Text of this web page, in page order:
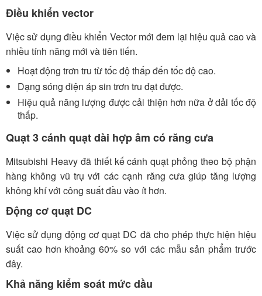
Điều khiển vector
Việc sử dụng điều khiển Vector mới đem lại hiệu quả cao và
nhiều tính năng mới và tiên tiến.
Hoạt động trơn tru từ tốc độ thấp đến tốc độ cao.
Dạng sóng điện áp sin trơn tru đạt được.
Hiệu quả năng lượng được cải thiện hơn nữa ở dải tốc độ
thấp.
Quạt 3 cánh quạt dài hợp âm có răng cưa
Mitsubishi Heavy đã thiết kế cánh quạt phỏng theo bộ phận
hàng không vũ trụ với các cạnh răng cưa giúp tăng lượng
không khí với công suất đầu vào ít hơn.
Động cơ quạt DC
Việc sử dụng động cơ quạt DC đã cho phép thực hiện hiệu
suất cao hơn khoảng 60% so với các mẫu sản phẩm trước
đây.
Khả năng kiểm soát mức dầu